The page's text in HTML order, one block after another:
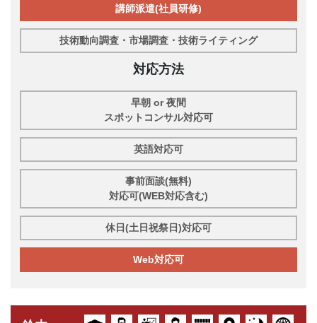
講師派遣(社員研修)
技術動向調査・市場調査・技術ライティング
対応方法
早朝 or 夜間
スポットコンサル対応可
英語対応可
事前面談(無料)
対応可(WEB対応含む)
休日(土日祝祭日)対応可
Web対応可